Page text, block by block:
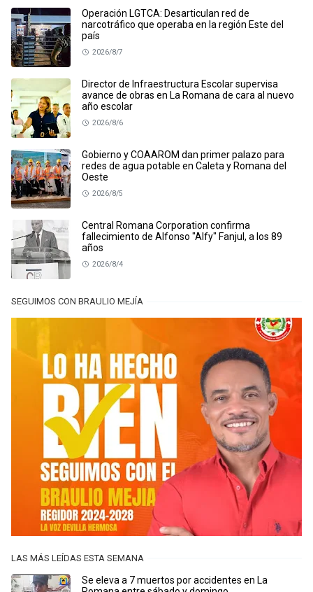
Operación LGTCA: Desarticulan red de
narcotráfico que operaba en la región Este del
país
2026/8/7
Director de Infraestructura Escolar supervisa
avance de obras en La Romana de cara al nuevo
año escolar
2026/8/6
Gobierno y COAAROM dan primer palazo para
redes de agua potable en Caleta y Romana del
Oeste
2026/8/5
Central Romana Corporation confirma
fallecimiento de Alfonso "Alfy" Fanjul, a los 89
años
2026/8/4
SEGUIMOS CON BRAULIO MEJÍA
LAS MÁS LEÍDAS ESTA SEMANA
Se eleva a 7 muertos por accidentes en La